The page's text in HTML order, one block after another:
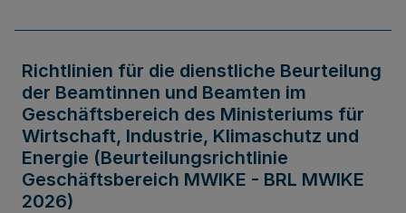
Richtlinien für die dienstliche Beurteilung
der Beamtinnen und Beamten im
Geschäftsbereich des Ministeriums für
Wirtschaft, Industrie, Klimaschutz und
Energie (Beurteilungsrichtlinie
Geschäftsbereich MWIKE - BRL MWIKE
2026)